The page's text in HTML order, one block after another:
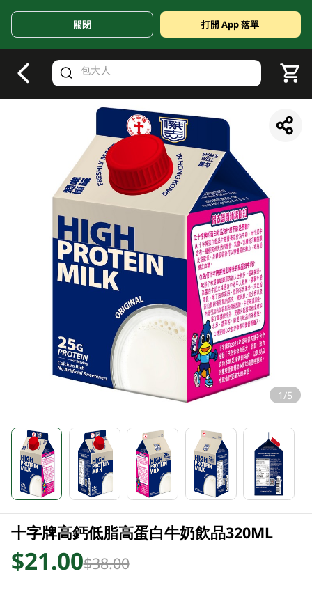
Valid Until 30 June 2026
關閉 打開 App 落單
1/5
十字牌高鈣低脂高蛋白牛奶飲品320ML
$21.00$38.00